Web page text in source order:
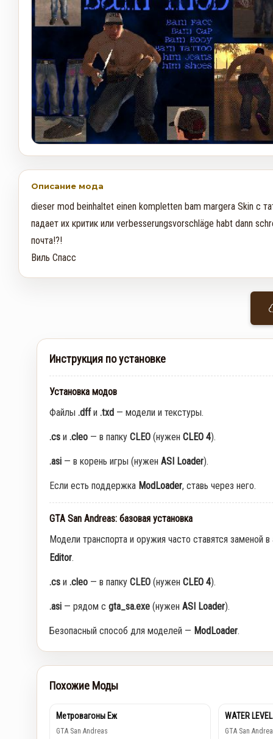
Описание мода
dieser mod beinhaltet einen kompletten bam margera Skin с
падает их критик или verbesserungsvorschläge habt dann
почта!?!
Виль Спасс
Инструкция по установке
Установка модов
Файлы .dffи .txd — модели и текстуры.
.cs и .cleo — в папку CLEO (нужен CLEO 4).
.asi — в корень игры (нужен ASI Loader).
Если есть поддержка ModLoader, ставь через него.
GTA San Andreas: базовая установка
Модели транспорта и оружия часто ставятся заменой
Editor.
.cs и .cleo — в папку CLEO (нужен CLEO 4).
.asi — рядом с gta_sa.exe (нужен ASI Loader).
Безопасный способ для моделей — ModLoader.
Похожие Моды
Метровагоны Еж
GTA San Andreas
WATER LEVEL
GTA San